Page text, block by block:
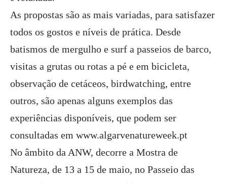
As propostas são as mais variadas, para satisfazer
todos os gostos e níveis de prática. Desde
batismos de mergulho e surf a passeios de barco,
visitas a grutas ou rotas a pé e em bicicleta,
observação de cetáceos, birdwatching, entre
outros, são apenas alguns exemplos das
experiências disponíveis, que podem ser
consultadas em www.algarvenatureweek.pt
No âmbito da ANW, decorre a Mostra de
Natureza, de 13 a 15 de maio, no Passeio das